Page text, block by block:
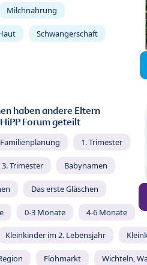
Milchnahrung
Schwangerschaft
haben andere Eltern
Forum geteilt
1. Trimester
3. Trimester Babynamen
Das erste Gläschen
0-3 Monate 4-6 Monate
Kleinkinder im 2. Lebensjahr
Flohmarkt Wichteln,